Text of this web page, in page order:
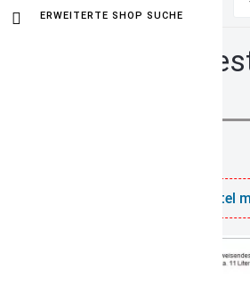
ERWEITERTE SHOP SUCHE
Turnbeutel
Kindergartenbeutel